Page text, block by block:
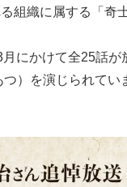
組織に属する「奇
にかけて全25話
）を演じられてい